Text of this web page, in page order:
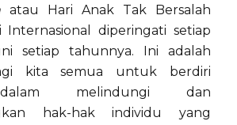
atau Hari Anak Tak Bersalah
Internasionaldiperingati setiap
setiap tahunnya. Ini adalah
kita semua untuk berdiri
melindungi dan
hak-hak individu yang